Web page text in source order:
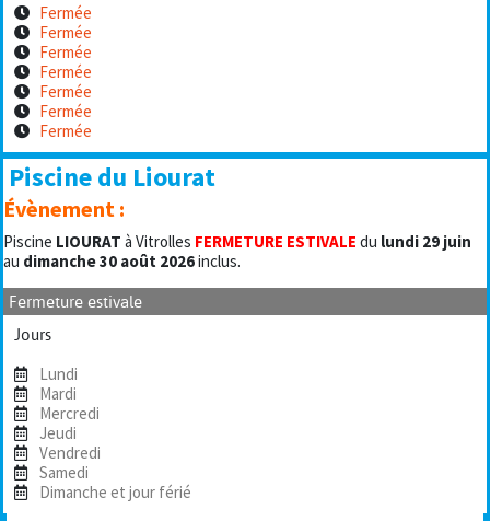
Fermée
Fermée
Fermée
Fermée
Fermée
Fermée
Fermée
Piscine du Liourat
Évènement :
Piscine LIOURAT à Vitrolles FERMETURE ESTIVALE du lundi 29 juin
au dimanche 30 août 2026inclus.
Fermeture estivale
Jours
Lundi
Mardi
Mercredi
Jeudi
Vendredi
Samedi
Dimanche et jour férié